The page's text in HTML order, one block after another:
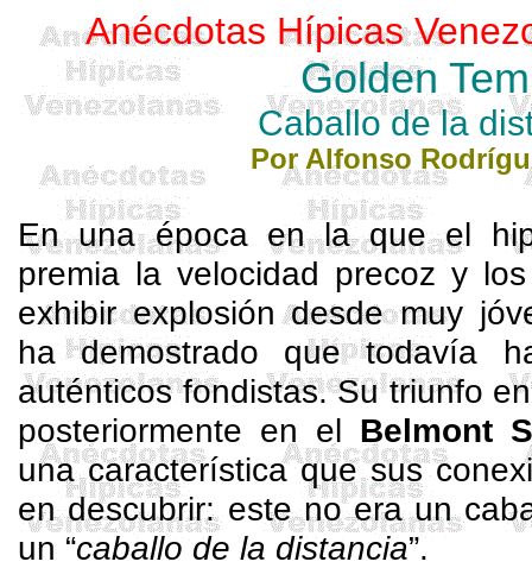
Anécdotas Hípicas
Golden
Caballo de la
Por Alfonso
En una época en la que el
premia la velocidad precoz y
exhibir explosión desde muy
ha demostrado que todavía
auténticos fondistas. Su triunfo
posteriormente en el Belmont
una característica que sus
en descubrir: este no era un
un “caballo de la distancia”.